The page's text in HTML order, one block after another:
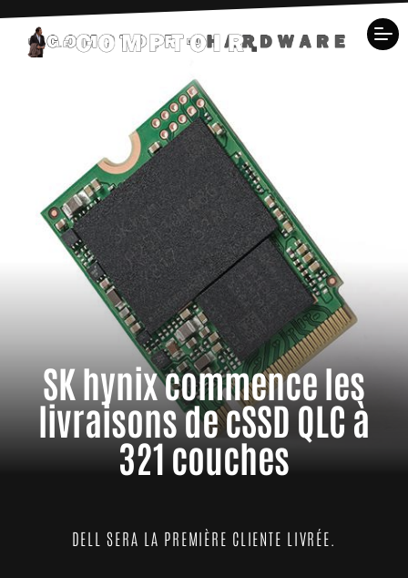
SK hynix commence les
livraisons de cSSD QLC à
321 couches
DELL SERA LA PREMIÈRE CLIENTE LIVRÉE.